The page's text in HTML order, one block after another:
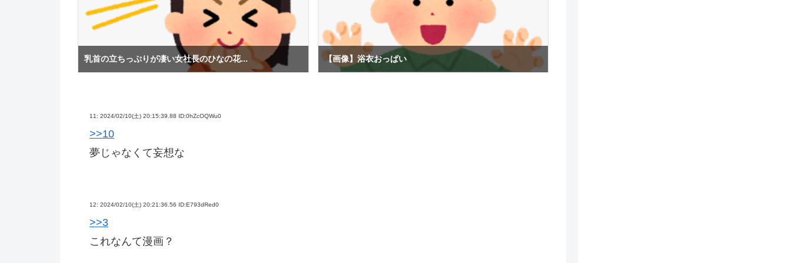
乳首の立ちっぷりが凄い女社長のひなの花... 【画像】浴衣おっぱい
11: 2024/02/10(土) 20:15:39.88 ID:0hZcOQWu0
>>10
夢じゃなくて妄想な
12: 2024/02/10(土) 20:21:36.56 ID:E793dRed0
>>3
これなんて漫画？